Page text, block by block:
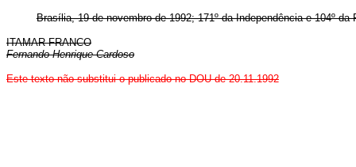
Brasília, 19 de novembro de 1992; 171º da Independência e 104º da
ITAMAR FRANCO
Fernando Henrique Cardoso
Este texto não substitui o publicado no DOU de 20.11.1992